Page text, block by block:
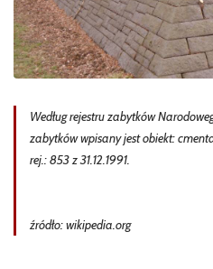
Według rejestru zabytków
zabytków wpisany jest obiekt:
rej.: 853 z 31.12.1991.
źródło: wikipedia.org